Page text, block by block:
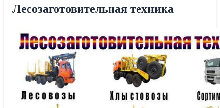
Лесозаготовительная техника